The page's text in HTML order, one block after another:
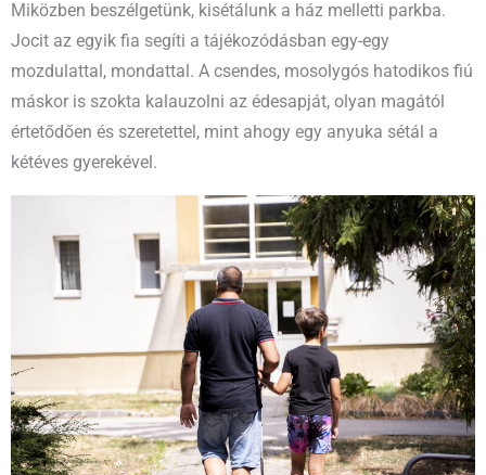
Miközben beszélgetünk, kisétálunk a ház melletti parkba.
Jocit az egyik fia segíti a tájékozódásban egy-egy
mozdulattal, mondattal. A csendes, mosolygós hatodikos fiú
máskor is szokta kalauzolni az édesapját, olyan magától
értetődően és szeretettel, mint ahogy egy anyuka sétál a
kétéves gyerekével.